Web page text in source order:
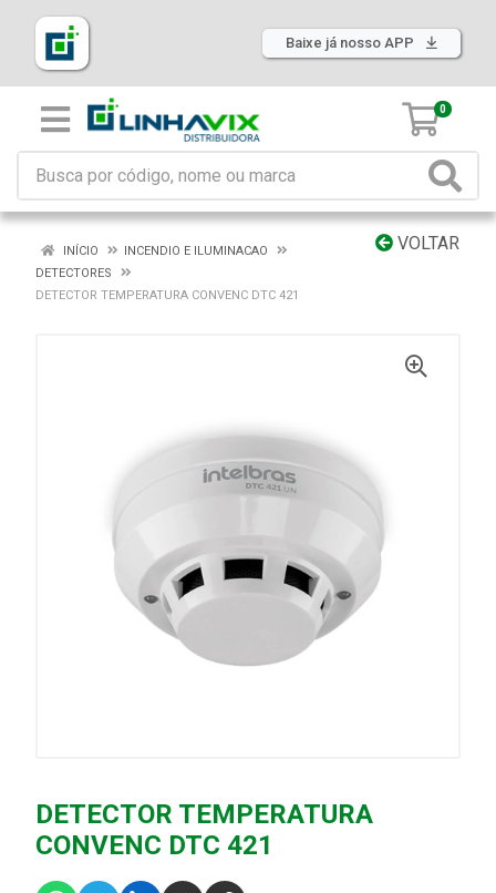
Baixe já nosso APP
0
VOLTAR
INÍCIO
INCENDIO E ILUMINACAO
DETECTORES
DETECTOR TEMPERATURA CONVENC DTC 421
DETECTOR TEMPERATURA
CONVENC DTC 421